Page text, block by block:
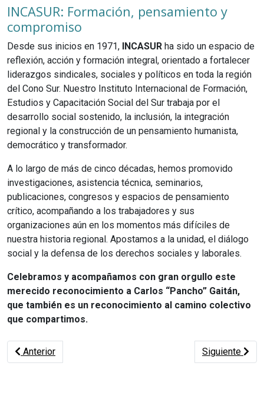
INCASUR: Formación, pensamiento y
compromiso
Desde sus inicios en 1971, INCASUR ha sido un espacio de
reflexión, acción y formación integral, orientado a fortalecer
liderazgos sindicales, sociales y políticos en toda la región
del Cono Sur. Nuestro Instituto Internacional de Formación,
Estudios y Capacitación Social del Sur trabaja por el
desarrollo social sostenido, la inclusión, la integración
regional y la construcción de un pensamiento humanista,
democrático y transformador.
A lo largo de más de cinco décadas, hemos promovido
investigaciones, asistencia técnica, seminarios,
publicaciones, congresos y espacios de pensamiento
crítico, acompañando a los trabajadores y sus
organizaciones aún en los momentos más difíciles de
nuestra historia regional. Apostamos a la unidad, el diálogo
social y la defensa de los derechos sociales y laborales.
Celebramos y acompañamos con gran orgullo este
merecido reconocimiento a Carlos “Pancho” Gaitán,
que también es un reconocimiento al camino colectivo
que compartimos.
Artículo anterior: Jornada sobre Riesgos Psicosociales del
Anterior Artículo
Siguiente